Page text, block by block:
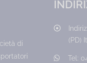
di
(PD)
Tel: